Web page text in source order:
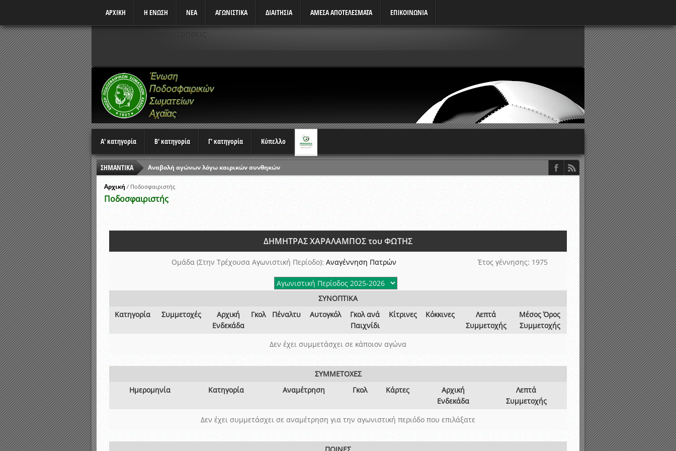
ΑΡΧΙΚΗ Η ΕΝΩΣΗ ΝΕΑ ΑΓΩΝΙΣΤΙΚΆ ΔΙΑΙΤΗΣΙΑ ΑΜΕΣΑ ΑΠΟΤΕΛΕΣΜΑΤΑ ΕΠΙΚΟΙΝΩΝΙΑ
Α' κατηγορία Β' κατηγορία Γ' κατηγορία Κύπελλο
ΣΗΜΑΝΤΙΚΑ
Αναβολή αγώνων λόγω καιρικών συνθηκών
Ώρες έναρξης αγώνων Πρωταθλημάτων
Αποτελέσματα επαναληπτικών γραπτών εξετάσεων και αγωνιστικών δοκιμασιών διαιτητών και παρατηρητών ΕΠΣΑ
Κληρώσεις Πρωταθλημάτων και Κυπέλλου 2015-2016
Αρχική / Ποδοσφαιριστής
Ποδοσφαιριστής
ΔΗΜΗΤΡΑΣ ΧΑΡΑΛΑΜΠΟΣ του ΦΩΤΗΣ
Ομάδα (Στην Τρέχουσα Αγωνιστική Περίοδο): Αναγέννηση Πατρών Έτος γέννησης: 1975
ΣΥΝΟΠΤΙΚΑ
Κατηγορία
Συμμετοχές
Αρχική
Ενδεκάδα
Γκολ Πέναλτυ Αυτογκόλ
Γκολ ανά
Παιχνίδι
Κίτρινες Κόκκινες
Λεπτά
Συμμετοχής
Μέσος Όρος
Συμμετοχής
Δεν έχει συμμετάσχει σε κάποιον αγώνα
ΣΥΜΜΕΤΟΧΕΣ
Ημερομηνία
Κατηγορία Αναμέτρηση Γκολ Κάρτες
Αρχική
Ενδεκάδα
Λεπτά
Συμμετοχής
Δεν έχει συμμετάσχει σε αναμέτρηση για την αγωνιστική περιόδο που επιλάξατε